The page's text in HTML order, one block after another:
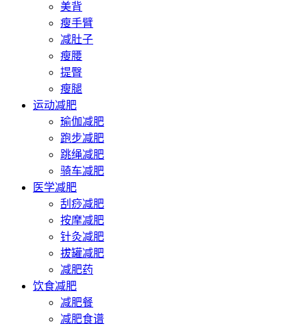
美背
瘦手臂
减肚子
瘦腰
提臀
瘦腿
运动减肥
瑜伽减肥
跑步减肥
跳绳减肥
骑车减肥
医学减肥
刮痧减肥
按摩减肥
针灸减肥
拔罐减肥
减肥药
饮食减肥
减肥餐
减肥食谱